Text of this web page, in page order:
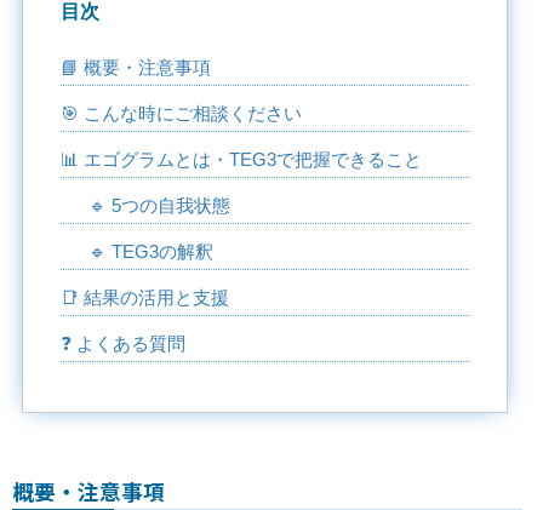
目次
📘 概要・注意事項
🎯 こんな時にご相談ください
📊 エゴグラムとは・TEG3で把握できること
🔹 5つの自我状態
🔹 TEG3の解釈
📑 結果の活用と支援
❓ よくある質問
概要・注意事項